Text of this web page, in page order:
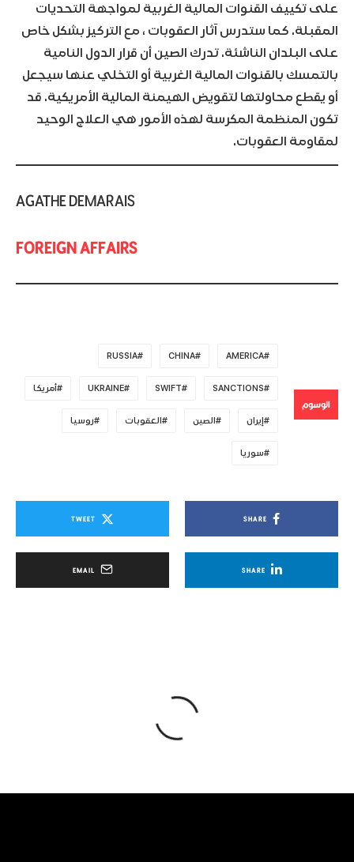
على تكييف القنوات المالية الغربية لمواجهة التحديات
المقبلة. كما ستدرس آثار العقوبات ، مع التركيز بشكل خاص
على البلدان الناشئة. تدرك الصين أن قرار الدول النامية
بالتمسك بالقنوات المالية الغربية أو التخلي عنها سيجعل
أو يقطع محاولتها لتقويض الهيمنة المالية الأمريكية. قد
تكون المنظمة المكرسة لهذه الأمور هي العلاج الوحيد
لمقاومة العقوبات.
FOREIGN AFFAIRS
الوسوم
AMERICA
CHINA
RUSSIA
SANCTIONS
SWIFT
UKRAINE أمريكا
إيران الصين العقوبات روسيا
سوريا
SHARE
TWEET
SHARE
EMAIL